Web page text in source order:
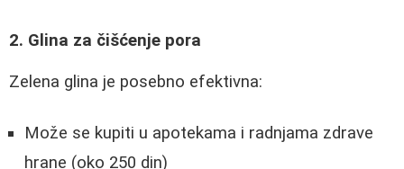
2. Glina za čišćenje pora
Zelena glina je posebno efektivna:
Može se kupiti u apotekama i radnjama zdrave
hrane (oko 250 din)